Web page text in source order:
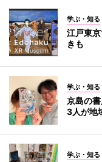
学ぶ・知る
江戸東
きも
学ぶ・知る
京島の
3人が地
学ぶ・知る